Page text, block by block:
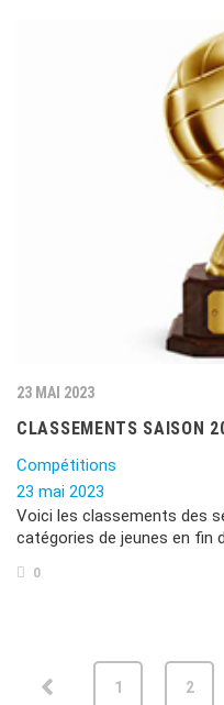
23 MAI 2023
CLASSEMENTS SAISON
Compétitions
23 mai 2023
Voici les classements des
catégories de jeunes en fin
0
1 2